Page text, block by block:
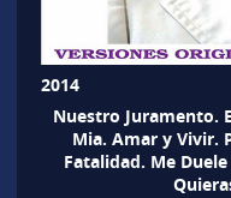
2014
Nuestro Juramento.
Mia. Amar y Vivir.
Fatalidad. Me